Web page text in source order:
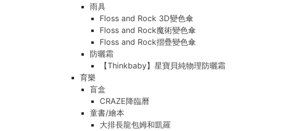
雨具
Floss and Rock 3D變色傘
Floss and Rock魔術變色傘
Floss and Rock摺疊變色傘
防曬霜
【Thinkbaby】星寶貝純物理防曬霜
育樂
盲盒
CRAZE降臨曆
童書/繪本
大排長龍包姆和凱羅